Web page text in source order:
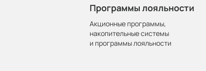
Программы лояльности
Акционные программы,
накопительные системы
и программы лояльности